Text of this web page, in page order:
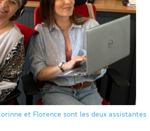
et Florence sont les deux assistantes